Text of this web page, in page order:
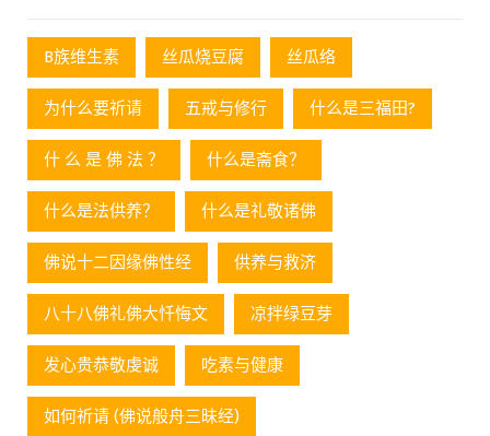
B族维生素 丝瓜烧豆腐 丝瓜络
为什么要祈请 五戒与修行 什么是三福田?
什 么 是 佛 法 ？ 什么是斋食？
什么是法供养？ 什么是礼敬诸佛
佛说十二因缘佛性经 供养与救济
八十八佛礼佛大忏悔文 凉拌绿豆芽
发心贵恭敬虔诚 吃素与健康
如何祈请 (佛说般舟三昧经)